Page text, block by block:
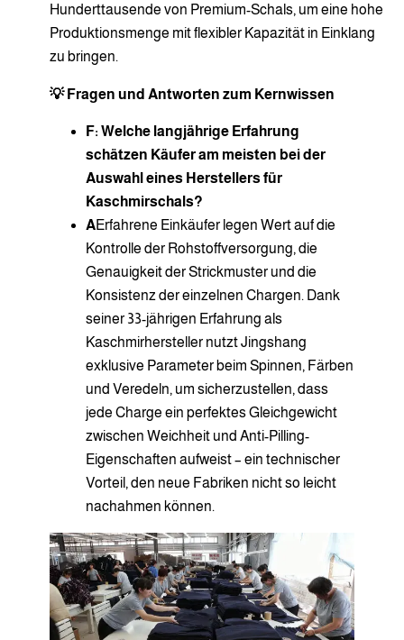
Hunderttausende von Premium-Schals, um eine hohe
Produktionsmenge mit flexibler Kapazität in Einklang
zu bringen.
💡 Fragen und Antworten zum Kernwissen
F: Welche langjährige Erfahrung
schätzen Käufer am meisten bei der
Auswahl eines Herstellers für
Kaschmirschals?
AErfahrene Einkäufer legen Wert auf die
Kontrolle der Rohstoffversorgung, die
Genauigkeit der Strickmuster und die
Konsistenz der einzelnen Chargen. Dank
seiner 33-jährigen Erfahrung als
Kaschmirhersteller nutzt Jingshang
exklusive Parameter beim Spinnen, Färben
und Veredeln, um sicherzustellen, dass
jede Charge ein perfektes Gleichgewicht
zwischen Weichheit und Anti-Pilling-
Eigenschaften aufweist – ein technischer
Vorteil, den neue Fabriken nicht so leicht
nachahmen können.